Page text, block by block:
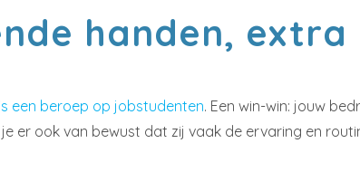
handen, extra
een beroep op jobstudenten. Een win-win: jouw
er ook van bewust dat zij vaak de ervaring en